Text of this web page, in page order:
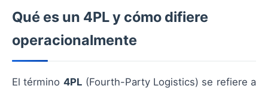
Qué es un 4PL y cómo difiere
operacionalmente
El término 4PL (Fourth-Party Logistics) se refiere a